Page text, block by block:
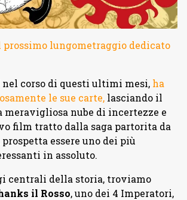
prossimo lungometraggio dedicato
nel corso di questi ultimi mesi, ha
le sue carte, lasciando il
meravigliosa nube di incertezze e
film tratto dalla saga partorita da
essere uno dei più
in assoluto.
centrali della storia, troviamo
il Rosso, uno dei 4 Imperatori,